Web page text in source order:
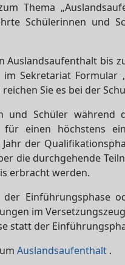
Thema
Schülerinnen und
bis
Sekretariat
Sie es bei der
und Schüler während
einen höchstens
der
die durchgehende
erbracht werden.
Einführungsphase
im
statt der
Auslandsaufenthalt .